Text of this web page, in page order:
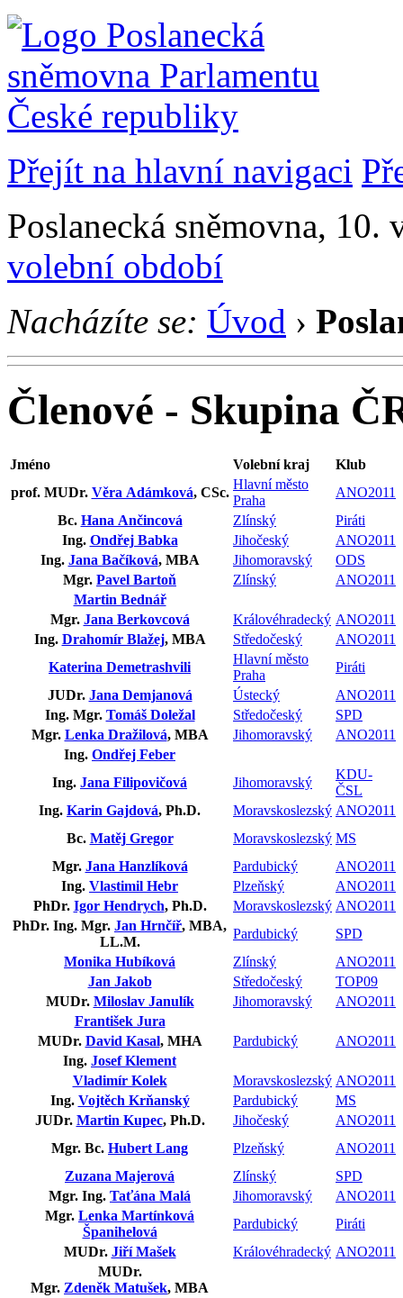
Přejít na hlavní navigaci
Poslanecká sněmovna,
volební období
Nacházíte se: Úvod ›
Členové - Skupina
Jméno Volební kraj
Klub
prof. MUDr. Věra Adámková, CSc.
Hlavní město
Praha
ANO2011
Bc. Hana Ančincová Zlínský
Piráti
Ing. Ondřej Babka Jihočeský
ANO2011
Ing. Jana Bačíková, MBA Jihomoravský
ODS
Mgr. Pavel Bartoň Zlínský
ANO2011
Martin Bednář
Mgr. Jana Berkovcová Královéhradecký ANO2011
Ing. Drahomír Blažej, MBA Středočeský
ANO2011
Katerina Demetrashvili
Hlavní město
Praha
Piráti
JUDr. Jana Demjanová Ústecký
ANO2011
Ing. Mgr. Tomáš Doležal Středočeský
SPD
Mgr. Lenka Dražilová, MBA Jihomoravský
ANO2011
Ing. Ondřej Feber
Ing. Jana Filipovičová Jihomoravský
KDU-
ČSL
Ing. Karin Gajdová, Ph.D. Moravskoslezský ANO2011
Bc. Matěj Gregor Moravskoslezský MS
Mgr. Jana Hanzlíková Pardubický
ANO2011
Ing. Vlastimil Hebr Plzeňský
ANO2011
PhDr. Igor Hendrych, Ph.D. Moravskoslezský ANO2011
PhDr. Ing. Mgr. Jan Hrnčíř, MBA,
LL.M.
Pardubický
SPD
Monika Hubíková
Zlínský
ANO2011
Jan Jakob
Středočeský
TOP09
MUDr. Miloslav Janulík Jihomoravský
ANO2011
František Jura
MUDr. David Kasal, MHA Pardubický
ANO2011
Ing. Josef Klement
Vladimír Kolek
Moravskoslezský ANO2011
Ing. Vojtěch Krňanský Pardubický
MS
JUDr. Martin Kupec, Ph.D. Jihočeský
ANO2011
Mgr. Bc. Hubert Lang Plzeňský
ANO2011
Zuzana Majerová
Zlínský
SPD
Mgr. Ing. Taťána Malá Jihomoravský
ANO2011
Mgr. Lenka Martínková
Španihelová
Pardubický
Piráti
MUDr. Jiří Mašek Královéhradecký ANO2011
MUDr.
Mgr. Zdeněk Matušek, MBA